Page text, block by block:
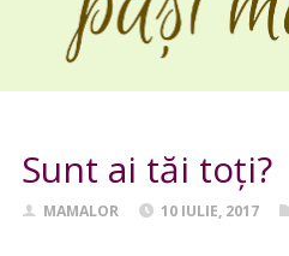
Sunt ai tăi toți?
MAMALOR 10 IULIE, 2017